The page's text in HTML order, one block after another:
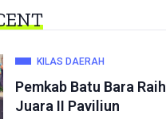
KILAS DAERAH
Pemkab Batu Bara Raih
Juara II Paviliun